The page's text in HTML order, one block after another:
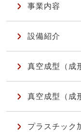
事業内容
設備紹介
真空成型（成
真空成型（成
プラスチック